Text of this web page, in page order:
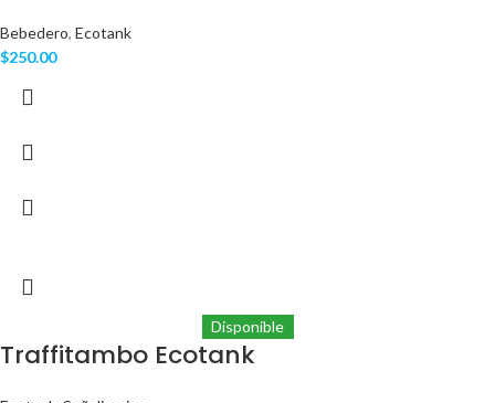
Bebedero, Ecotank
$250.00
Disponible
Traffitambo Ecotank